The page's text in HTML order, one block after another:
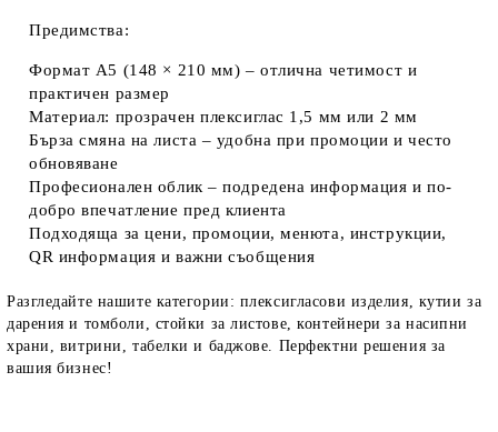
Предимства:
Формат A5 (148 × 210 мм) – отлична четимост и
практичен размер
Материал: прозрачен плексиглас 1,5 мм или 2 мм
Бърза смяна на листа – удобна при промоции и често
обновяване
Професионален облик – подредена информация и по-
добро впечатление пред клиента
Подходяща зацени, промоции, менюта, инструкции,
QR информация и важни съобщения
Разгледайте нашите категории: плексигласови изделия, кутии за
дарения и томболи, стойки за листове, контейнери за насипни
храни, витрини, табелки и баджове. Перфектни решения за
вашия бизнес!